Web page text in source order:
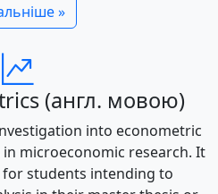
»
(англ. мовою)
into econometric
microeconomic research. It
students intending to